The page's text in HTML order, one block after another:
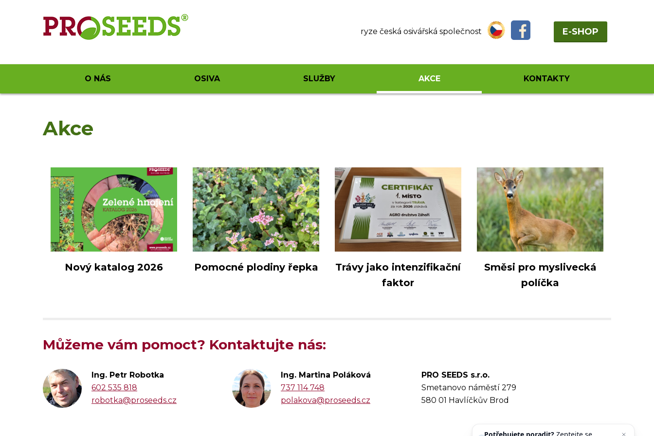
ryze česká osivářská společnost E-SHOP
O NÁS OSIVA SLUŽBY AKCE KONTAKTY
Akce
Nový katalog 2026 Pomocné plodiny řepka
Trávy jako intenzifikační
faktor
Směsi pro myslivecká
políčka
Můžeme vám pomoct? Kontaktujte nás:
Ing. Petr Robotka
602 535 818
robotka@proseeds.cz
Ing. Martina Poláková
737 114 748
polakova@proseeds.cz
PRO SEEDS s.r.o.
Smetanovo náměstí 279
580 01 Havlíčkův Brod